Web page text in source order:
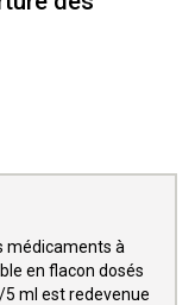
médicaments à
en flacon dosés
ml est redevenue